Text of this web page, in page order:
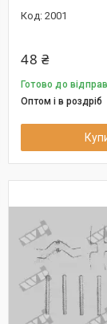
2001
48 ₴
Готово до
Оптом і в роздріб